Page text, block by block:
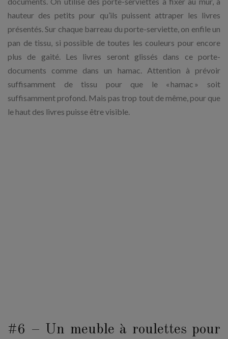
hauteur des petits pour qu’ils puissent attraper les livres
présentés. Sur chaque barreau du porte-serviette, on enfile un
pan de tissu, si possible de toutes les couleurs pour encore
plus de gaité. Les livres seront glissés dans ce porte-
documents comme dans un hamac. Attention à prévoir
suffisamment de tissu pour que le « hamac » soit
suffisamment profond. Mais pas trop tout de même, pour que
le haut des livres puisse être visible.
#6 – Un meuble à roulettes pour